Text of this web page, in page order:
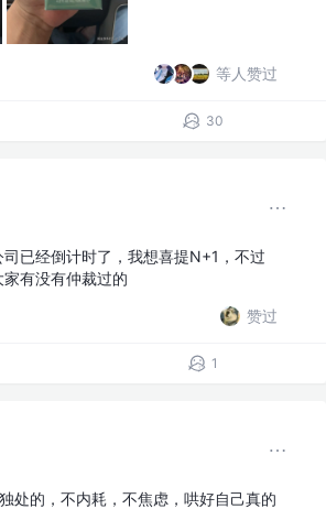
等人赞过
30
已经倒计时了，我想喜提N+1，不过
有没有仲裁过的
赞过
1
处的，不内耗，不焦虑，哄好自己真的